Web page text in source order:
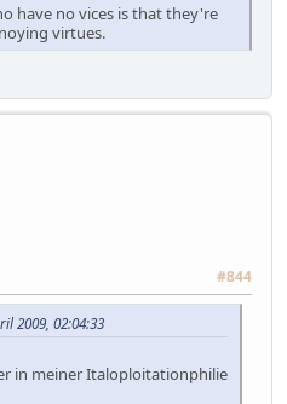
have no vices is that they're
virtues.
#844
2009, 02:04:33
in meiner Italoploitationphilie